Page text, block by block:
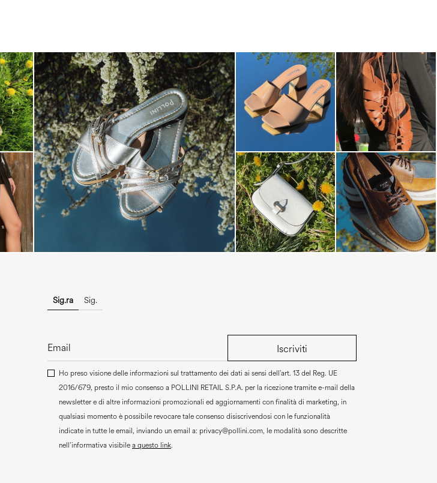
Blending sass and class, the Echos mule in silver
is...
Sig.ra Sig.
Iscriviti
Ho preso visione delle informazioni sul trattamento dei dati ai sensi dell’art. 13 del Reg. UE
2016/679, presto il mio consenso a POLLINI RETAIL S.P.A. per la ricezione tramite e-mail della
newsletter e di altre informazioni promozionali ed aggiornamenti con finalità di marketing, in
qualsiasi momento è possibile revocare tale consenso disiscrivendosi con le funzionalità
indicate in tutte le email, inviando un email a: privacy@pollini.com, le modalità sono descritte
nell’informativa visibilea questo link.